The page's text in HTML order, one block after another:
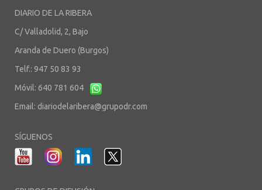
DIARIO DE LA RIBERA
C/ Valladolid, 2, Bajo
Aranda de Duero (Burgos)
Telf.: 947 50 83 93
Móvil: 640 781 604
Email: diariodelaribera@grupodr.com
SÍGUENOS